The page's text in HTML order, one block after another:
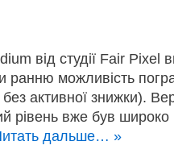
від студії Fair
ранню можливість
активної знижки).
рівень вже був широко
дальше… »